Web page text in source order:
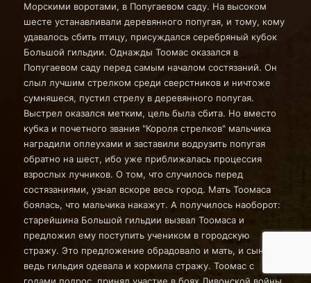
Морскими воротами, в Попугаевом саду. На высоком
шесте устанавливали деревянного попугая, и тому, кому
удавалось сбить птицу, присуждался серебряный кубок
Большой гильдии. Однажды Тоомас оказался в
Попугаевом саду перед самым началом состязаний. Он
слыл лучшим стрелком среди сверстников и ничтоже
сумняшеся, пустил стрелу в деревянного попугая.
Выстрел оказался метким, цель была сбита. Но вместо
кубка и почетного звания "Короля стрелков" мальчика
наградили оплеухами и заставили водрузить попугая
обратно на шест, ибо уже приближалась процессия
взрослых лучников. О том, что случилось перед
состязаниями, узнал вскоре весь город. Мать Тоомаса
боялась, что мальчика накажут. А получилось наоборот:
старейшина Большой гильдии вызвал Тоомаса и
предложил ему поступить учеником в городскую
стражу. Это предложение обрадовало и мать, и сына -
ведь гильдия одевала и кормила стражу. Тоомас с